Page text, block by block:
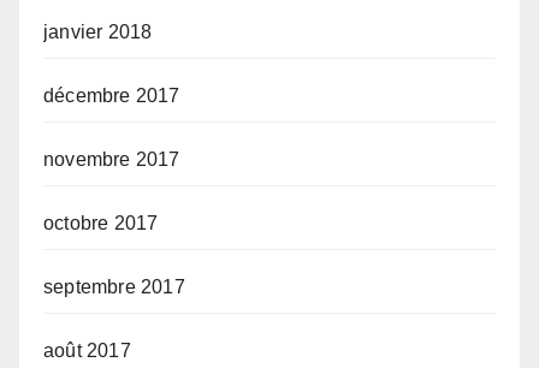
janvier 2018
décembre 2017
novembre 2017
octobre 2017
septembre 2017
août 2017